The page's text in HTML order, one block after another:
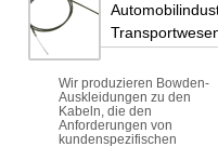
Wir produzieren Bowden-
Auskleidungen zu den
Kabeln, die den
Anforderungen von
kundenspezifischen